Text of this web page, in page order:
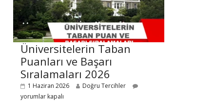
Üniversitelerin Taban
Puanları ve Başarı
Sıralamaları 2026
1 Haziran 2026
Doğru Tercihler
yorumlar kapalı